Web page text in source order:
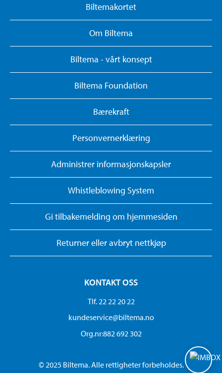
Biltemakortet
Om Biltema
Biltema - vårt konsept
Biltema Foundation
Bærekraft
Personvernerklæring
Administrer informasjonskapsler
Whistleblowing System
Gi tilbakemelding om hjemmesiden
Returner eller avbryt nettkjøp
KONTAKT OSS
Tlf. 22 22 20 22
kundeservice@biltema.no
Org.nr:882 692 302
© 2025 Biltema. Alle rettigheter forbeholdes.